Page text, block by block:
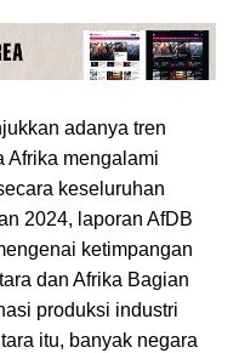
adanya tren
Afrika mengalami
keseluruhan
2024, laporan AfDB
ketimpangan
dan Afrika Bagian
produksi industri
itu, banyak negara